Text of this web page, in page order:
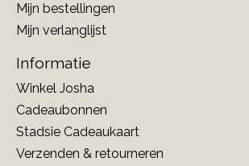
Mijn bestellingen
Mijn verlanglijst
Informatie
Winkel Josha
Cadeaubonnen
Stadsie Cadeaukaart
Verzenden & retourneren